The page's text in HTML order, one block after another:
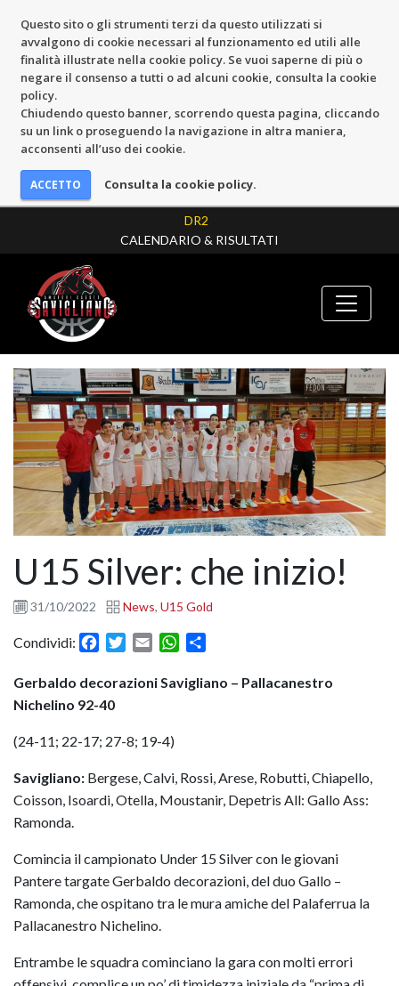
Questo sito o gli strumenti terzi da questo utilizzati si
avvalgono di cookie necessari al funzionamento ed utili alle
finalità illustrate nella cookie policy. Se vuoi saperne di più o
negare il consenso a tutti o ad alcuni cookie, consulta la cookie
policy.
Chiudendo questo banner, scorrendo questa pagina, cliccando
su un link o proseguendo la navigazione in altra maniera,
acconsenti all’uso dei cookie.
Consulta la cookie policy.
DR2
CALENDARIO & RISULTATI
U15 Silver: che inizio!
31/10/2022 News, U15 Gold
Condividi: FacebookTwitter
Email WhatsApp
Gerbaldo decorazioni Savigliano – Pallacanestro
Nichelino 92-40
(24-11; 22-17; 27-8; 19-4)
Savigliano: Bergese, Calvi, Rossi, Arese, Robutti, Chiapello,
Coisson, Isoardi, Otella, Moustanir, Depetris All: Gallo Ass:
Ramonda.
Comincia il campionato Under 15 Silver con le giovani
Pantere targate Gerbaldo decorazioni, del duo Gallo –
Ramonda, che ospitano tra le mura amiche del Palaferrua la
Pallacanestro Nichelino.
Entrambe le squadra cominciano la gara con molti errori